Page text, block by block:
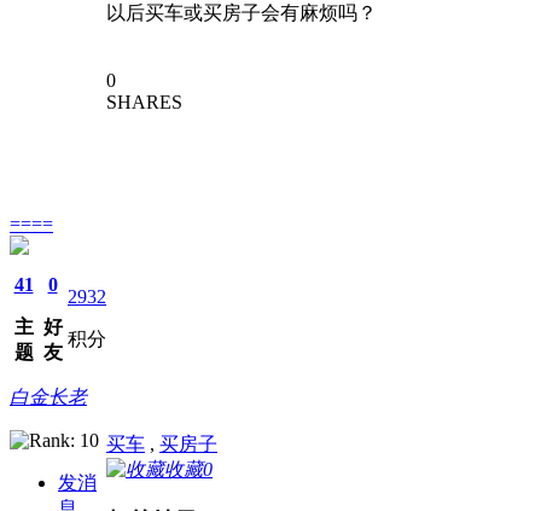
====
41
主
题
0
好
友
2932
积分
白金长老
发消
以后买车或买房子会有麻烦吗？
0
SHARES
买车 , 买房子
收藏0